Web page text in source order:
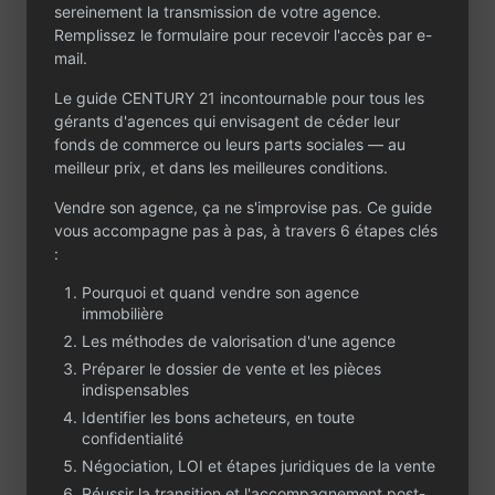
d’équipe et
développement du
portefeuille.
Cession pour
changement de projet
professionnel. Prix :
60 000 € frais
Commune dynamique
des Pyrénées-
attractivité
résidentielle et
touristique, bassin de
population en
croissance, qualité de
vie recherchée, flux
démographiques
positifs, marché
immobilier soutenu et
sereinement la transmission de votre agence.
Remplissez le formulaire pour recevoir l'accès par e-
mail.
Le guide CENTURY 21 incontournable pour tous les
gérants d'agences qui envisagent de céder leur
fonds de commerce ou leurs parts sociales — au
meilleur prix, et dans les meilleures conditions.
Vendre son agence, ça ne s'improvise pas. Ce guide
vous accompagne pas à pas, à travers 6 étapes clés
:
Pourquoi et quand vendre son agence
immobilière
Les méthodes de valorisation d'une agence
Préparer le dossier de vente et les pièces
indispensables
Identifier les bons acheteurs, en toute
confidentialité
Négociation, LOI et étapes juridiques de la vente